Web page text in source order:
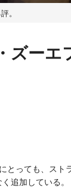
。
ズー
とっても、スト
追加している。